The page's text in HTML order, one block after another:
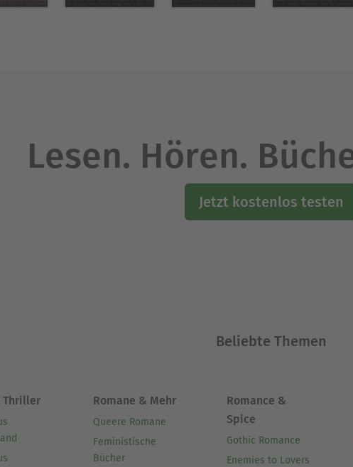
Lesen. Hören.
Jetzt kostenlos testen
Beliebte Themen
Thriller Romane & Mehr
Queere Romane
Feministische
Bücher
Romance &
Spice
Gothic Romance
Enemies to Lovers